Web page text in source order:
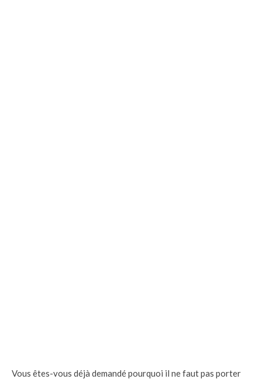
Vous êtes-vous déjà demandé pourquoi il ne faut pas porter